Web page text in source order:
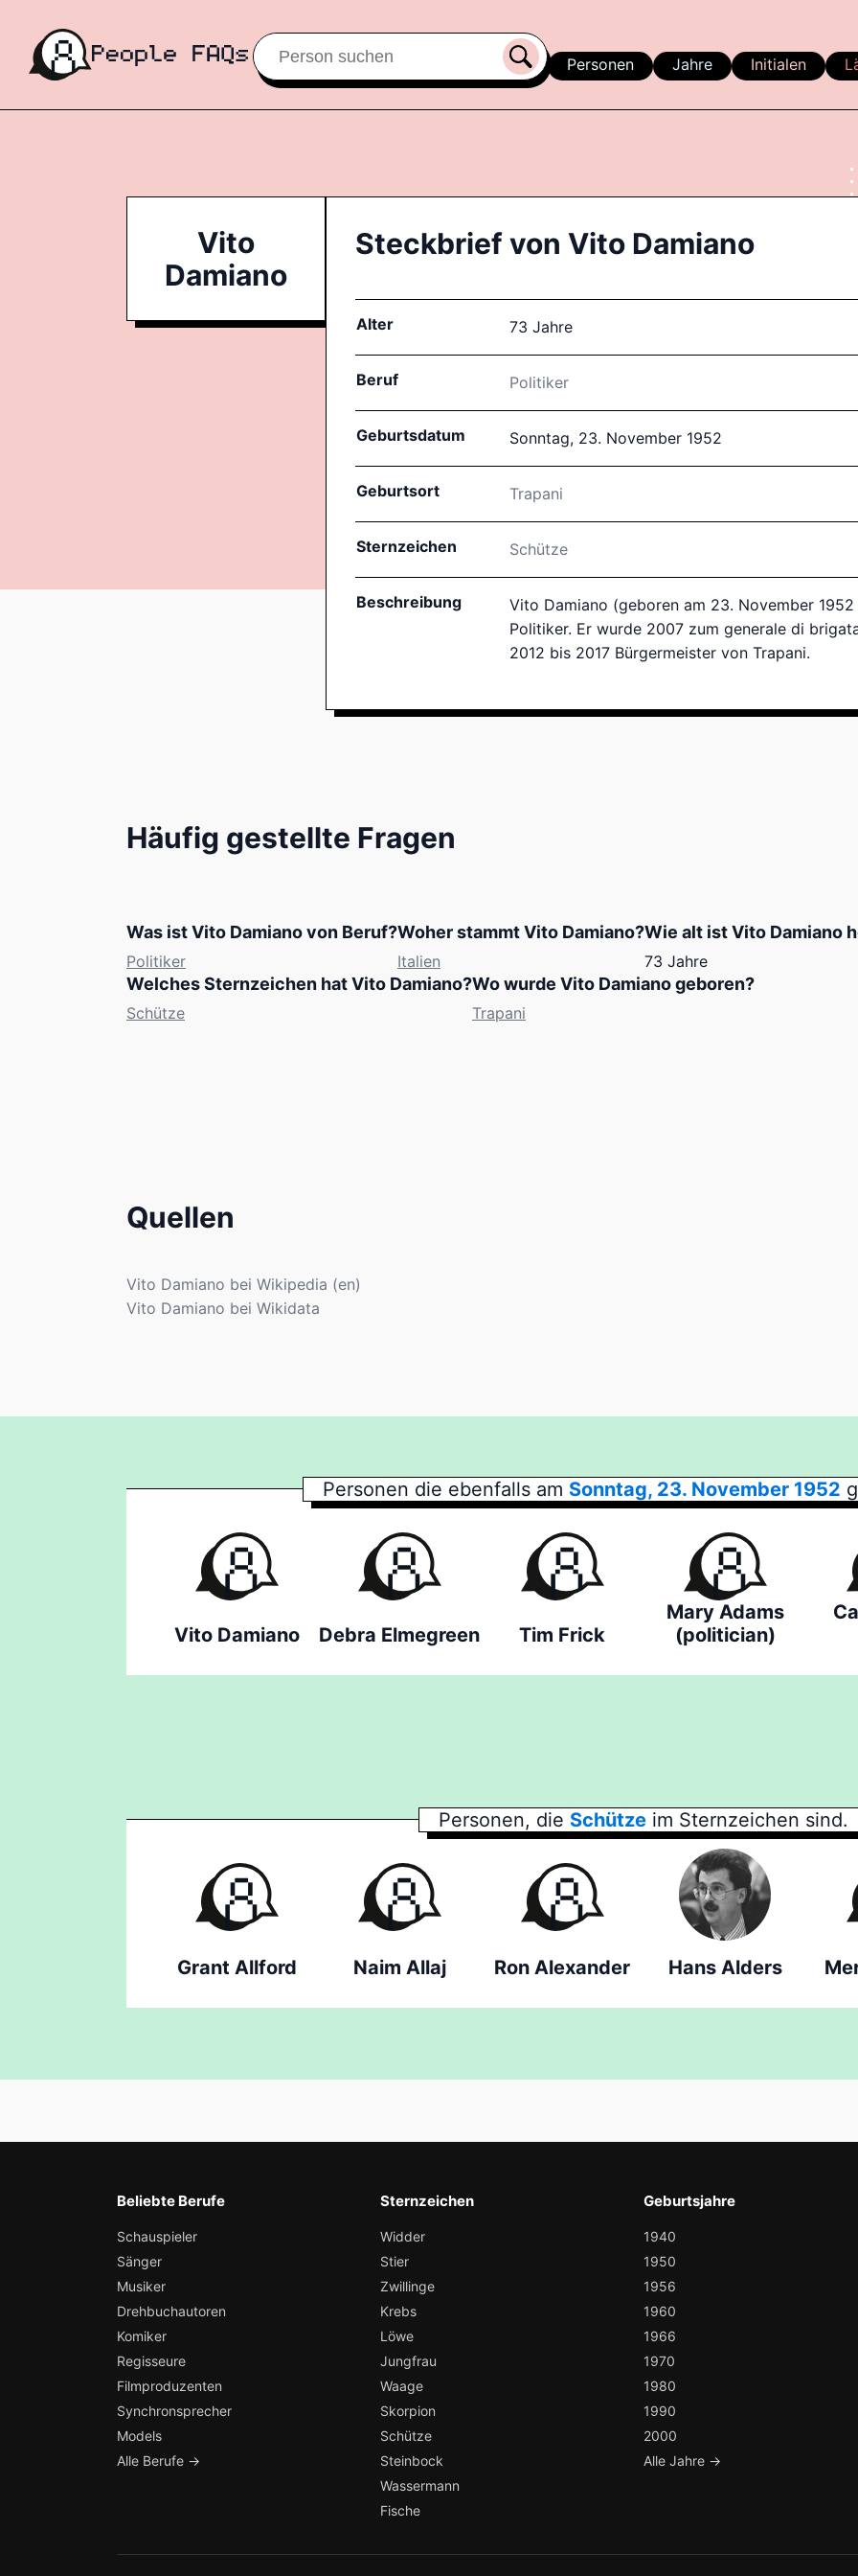
Personen Jahre Initialen
Vito
Damiano
Steckbrief von Vito Damiano
Alter 73 Jahre
Beruf Politiker
Geburtsdatum Sonntag, 23. November 1952
Geburtsort Trapani
Sternzeichen Schütze
Beschreibung
Vito Damiano (geboren am 23. November
Politiker. Er wurde 2007 zum generale di
2012 bis 2017 Bürgermeister von Trapani.
Häufig gestellte Fragen
Was ist Vito Damiano von Beruf?
Politiker
Woher stammt Vito Damiano?
Italien
Wie alt ist Vito Damiano
73 Jahre
Welches Sternzeichen hat Vito Damiano?
Schütze
Wo wurde Vito Damiano geboren?
Trapani
Quellen
Vito Damiano bei Wikipedia (en)
Vito Damiano bei Wikidata
Personen die ebenfalls am Sonntag, 23. November 1952
Vito Damiano Debra Elmegreen Tim Frick
Mary Adams
(politician)
Personen, die Schütze im Sternzeichen sind.
Grant Allford Naim Allaj Ron Alexander Hans Alders
Beliebte Berufe
Schauspieler
Sänger
Musiker
Drehbuchautoren
Komiker
Regisseure
Filmproduzenten
Synchronsprecher
Models
Alle Berufe →
Sternzeichen
Widder
Stier
Zwillinge
Krebs
Löwe
Jungfrau
Waage
Skorpion
Schütze
Steinbock
Wassermann
Fische
Geburtsjahre
1940
1950
1956
1960
1966
1970
1980
1990
2000
Alle Jahre →